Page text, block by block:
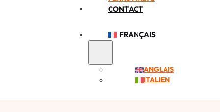
CONTACT
FRANÇAIS
ANGLAIS
ITALIEN